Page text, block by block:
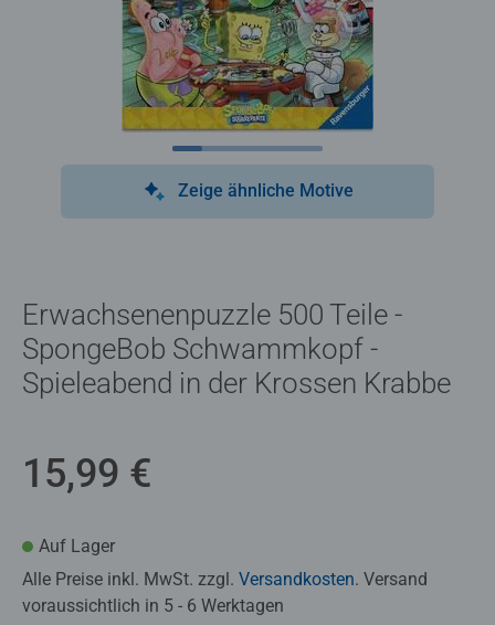
Zeige ähnliche Motive
Erwachsenenpuzzle 500 Teile -
SpongeBob Schwammkopf -
Spieleabend in der Krossen Krabbe
15,99 €
Auf Lager
Alle Preise inkl. MwSt. zzgl. Versandkosten. Versand
voraussichtlich in 5 - 6 Werktagen